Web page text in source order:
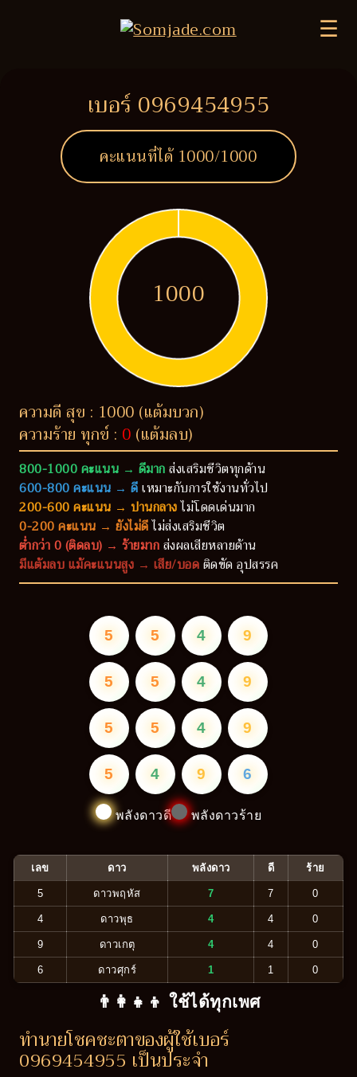
☰
เบอร์ 0969454955
คะแนนที่ได้ 1000/1000
1000
ความดี สุข : 1000 (แต้มบวก)
ความร้าย ทุกข์ : 0 (แต้มลบ)
800-1000 คะแนน → ดีมากส่งเสริมชีวิตทุกด้าน
600-800 คะแนน → ดีเหมาะกับการใช้งานทั่วไป
200-600 คะแนน → ปานกลางไม่โดดเด่นมาก
0-200 คะแนน → ยังไม่ดีไม่ส่งเสริมชีวิต
ต่ำกว่า 0 (ติดลบ) → ร้ายมากส่งผลเสียหลายด้าน
มีแต้มลบ แม้คะแนนสูง → เสีย/บอดติดขัด อุปสรรค
5 5 4 9
5 5 4 9
5 5 4 9
5 4 9 6
พลังดาวดี พลังดาวร้าย
เลข ดาว พลังดาว ดี ร้าย
5 ดาวพฤหัส 7 7 0
4 ดาวพุธ 4 4 0
9 ดาวเกตุ 4 4 0
6 ดาวศุกร์ 1 1 0
👨‍👩‍👧‍👦 ใช้ได้ทุกเพศ
ทำนายโชคชะตาของผู้ใช้เบอร์
0969454955 เป็นประจำ